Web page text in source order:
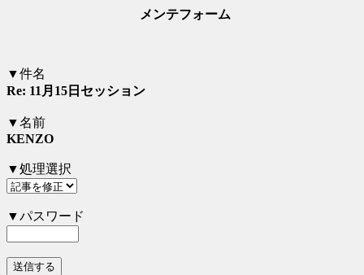
メンテフォーム
▼件名
Re: 11月15日セッション
▼名前
KENZO
▼処理選択
▼パスワード